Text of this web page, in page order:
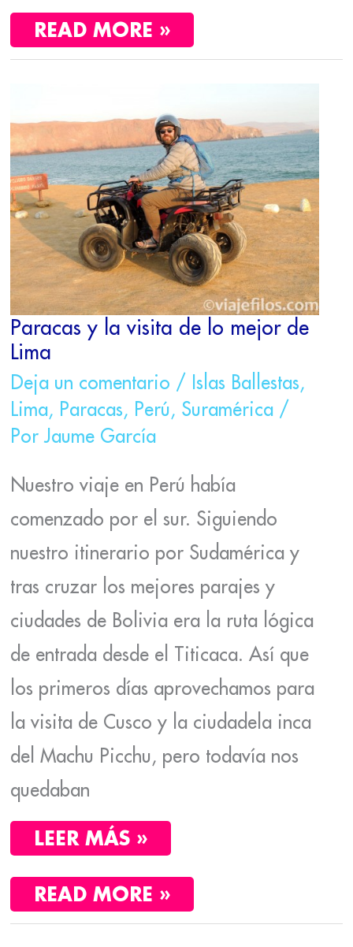
READ MORE »
Paracas y la visita de lo mejor de
Lima
Deja un comentario / Islas Ballestas,
Lima, Paracas, Perú, Suramérica/
Por Jaume García
Nuestro viaje en Perú había
comenzado por el sur. Siguiendo
nuestro itinerario por Sudamérica y
tras cruzar los mejores parajes y
ciudades de Bolivia era la ruta lógica
de entrada desde el Titicaca. Así que
los primeros días aprovechamos para
la visita de Cusco y la ciudadela inca
del Machu Picchu, pero todavía nos
quedaban
LEER MÁS »
LA
VISITA
DE
LO
MEJOR
DE
LIMA
READ MORE »